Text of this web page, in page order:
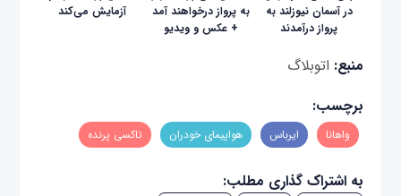
در آسمان نیوزلند به
پرواز درآمدند
به پرواز درخواهند آمد
+ عکس و ویدیو
آزمایش می‌کند
منبع: اتوبلاگ
برچسب:
واهانا ایرباس هواپیمای خودران تاکسی پرنده
به اشتراک گذاری مطلب: